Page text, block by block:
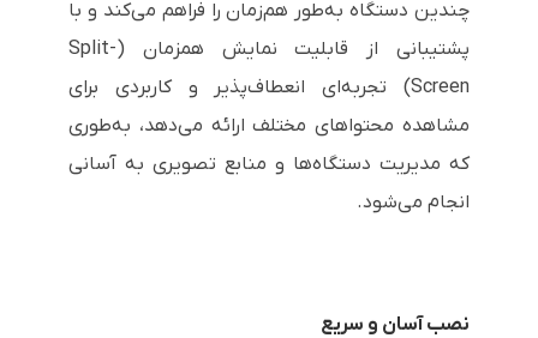
چندین دستگاه به‌طور هم‌زمان را فراهم می‌کند و با
پشتیبانی از قابلیت نمایش همزمان (Split-
Screen) تجربه‌ای انعطاف‌پذیر و کاربردی برای
مشاهده محتواهای مختلف ارائه می‌دهد، به‌طوری
که مدیریت دستگاه‌ها و منابع تصویری به آسانی
انجام می‌شود.
نصب آسان و سریع